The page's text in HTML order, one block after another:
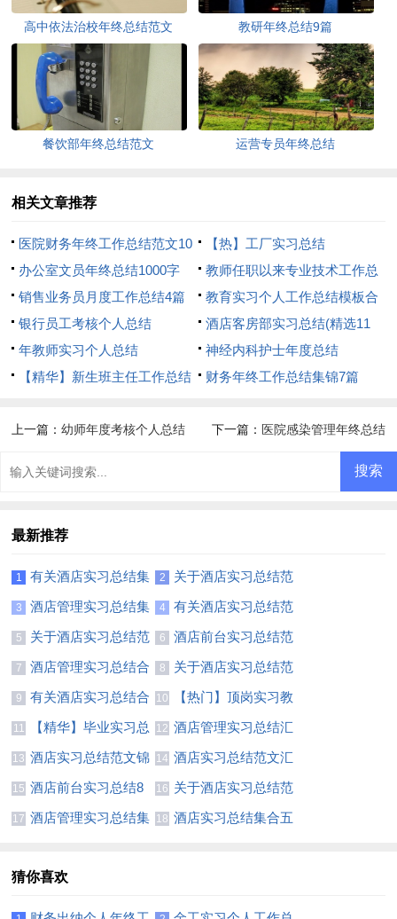
高中依法治校年终总结范文 教研年终总结9篇
餐饮部年终总结范文 运营专员年终总结
相关文章推荐
医院财务年终工作总结范文10
篇
【热】工厂实习总结
办公室文员年终总结1000字
教师任职以来专业技术工作总
结
销售业务员月度工作总结4篇
教育实习个人工作总结模板合
集6篇
银行员工考核个人总结
酒店客房部实习总结(精选11
篇)
年教师实习个人总结
神经内科护士年度总结
【精华】新生班主任工作总结
财务年终工作总结集锦7篇
上一篇：幼师年度考核个人总结 下一篇： 医院感染管理年终总结
最新推荐
1
有关酒店实习总结集
锦八篇
2
关于酒店实习总结范
文8篇
3
酒店管理实习总结集
合5篇
4
有关酒店实习总结范
文汇总八篇
5
关于酒店实习总结范
文汇总八篇
6
酒店前台实习总结范
文汇编6篇
7
酒店管理实习总结合
集5篇
8
关于酒店实习总结范
文集合十篇
9
有关酒店实习总结合
集6篇
10
【热门】顶岗实习教
师总结模板合集六篇
11
【精华】毕业实习总
结锦集七篇
12 酒店管理实习总结汇
编九篇
13 酒店实习总结范文锦
集六篇
14 酒店实习总结范文汇
编9篇
15 酒店前台实习总结8
篇
16 关于酒店实习总结范
文十篇
17 酒店管理实习总结集 18 酒店实习总结集合五
猜你喜欢